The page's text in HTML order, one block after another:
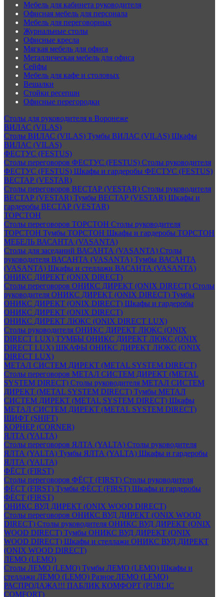
Мебель для кабинета руководителя
Офисная мебель для персонала
Мебель для переговорных
Журнальные столы
Офисные кресла
Мягкая мебель для офиса
Металлическая мебель для офиса
Сейфы
Мебель для кафе и столовых
Вешалки
Стойки ресепшн
Офисные перегородки
Столы для руководителя в Воронеже
ВИЛАС (VILAS)
Столы ВИЛАС (VILAS) Тумбы ВИЛАС (VILAS) Шкафы
ВИЛАС (VILAS)
ФЕСТУС (FESTUS)
Столы переговоров ФЕСТУС (FESTUS) Столы руководителя
ФЕСТУС (FESTUS) Шкафы и гардеробы ФЕСТУС (FESTUS)
ВЕСТАР (VESTAR)
Столы переговоров ВЕСТАР (VESTAR) Столы руководителя
ВЕСТАР (VESTAR) Тумбы ВЕСТАР (VESTAR) Шкафы и
гардеробы ВЕСТАР (VESTAR)
ТОРСТОН
Столы переговоров ТОРСТОН Столы руководителя
ТОРСТОН Тумбы ТОРСТОН Шкафы и гардеробы ТОРСТОН
МЕБЕЛЬ ВАСАНТА (VASANTA)
Столы для заседаний ВАСАНТА (VASANTA) Столы
руководителя ВАСАНТА (VASANTA) Тумбы ВАСАНТА
(VASANTA) Шкафы и стеллажи ВАСАНТА (VASANTA)
ОНИКС ДИРЕКТ (ONIX DIRECT)
Столы переговоров ОНИКС ДИРЕКТ (ONIX DIRECT) Столы
руководителя ОНИКС ДИРЕКТ (ONIX DIRECT) Тумбы
ОНИКС ДИРЕКТ (ONIX DIRECT) Шкафы и гардеробы
ОНИКС ДИРЕКТ (ONIX DIRECT)
ОНИКС ДИРЕКТ ЛЮКС (ONIX DIRECT LUX)
Столы руководителя ОНИКС ДИРЕКТ ЛЮКС (ONIX
DIRECT LUX) ТУМБЫ ОНИКС ДИРЕКТ ЛЮКС (ONIX
DIRECT LUX) ШКАФЫ ОНИКС ДИРЕКТ ЛЮКС (ONIX
DIRECT LUX)
МЕТАЛ СИСТЕМ ДИРЕКТ (METAL SYSTEM DIRECT)
Столы переговоров МЕТАЛ СИСТЕМ ДИРЕКТ (METAL
SYSTEM DIRECT) Столы руководителя МЕТАЛ СИСТЕМ
ДИРЕКТ (METAL SYSTEM DIRECT) Тумбы МЕТАЛ
СИСТЕМ ДИРЕКТ (METAL SYSTEM DIRECT) Шкафы
МЕТАЛ СИСТЕМ ДИРЕКТ (METAL SYSTEM DIRECT)
ШИФТ (SHIFT)
КОРНЕР (CORNER)
ЯЛТА (YALTA)
Столы переговоров ЯЛТА (YALTA) Столы руководителя
ЯЛТА (YALTA) Тумбы ЯЛТА (YALTA) Шкафы и гардеробы
ЯЛТА (YALTA)
ФЁСТ (FIRST)
Столы переговоров ФЁСТ (FIRST) Столы руководителя
ФЁСТ (FIRST) Тумбы ФЁСТ (FIRST) Шкафы и гардеробы
ФЁСТ (FIRST)
ОНИКС ВУД ДИРЕКТ (ONIX WOOD DIRECT)
Столы переговоров ОНИКС ВУД ДИРЕКТ (ONIX WOOD
DIRECT) Столы руководителя ОНИКС ВУД ДИРЕКТ (ONIX
WOOD DIRECT) Тумбы ОНИКС ВУД ДИРЕКТ (ONIX
WOOD DIRECT) Шкафы и стеллажи ОНИКС ВУД ДИРЕКТ
(ONIX WOOD DIRECT)
ЛЕМО (LEMO)
Столы ЛЕМО (LEMO) Тумбы ЛЕМО (LEMO) Шкафы и
стеллажи ЛЕМО (LEMO) Разное ЛЕМО (LEMO)
РАСПРОДАЖА!!! ПАБЛИК КОМФОРТ (PUBLIC
COMFORT)